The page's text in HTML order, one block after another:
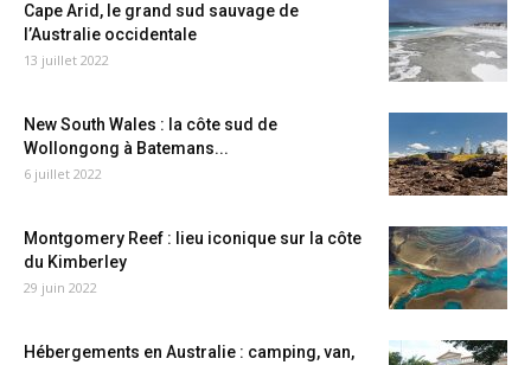
Cape Arid, le grand sud sauvage de
l’Australie occidentale
13 juillet 2022
New South Wales : la côte sud de
Wollongong à Batemans...
6 juillet 2022
Montgomery Reef : lieu iconique sur la côte
du Kimberley
29 juin 2022
Hébergements en Australie : camping, van,